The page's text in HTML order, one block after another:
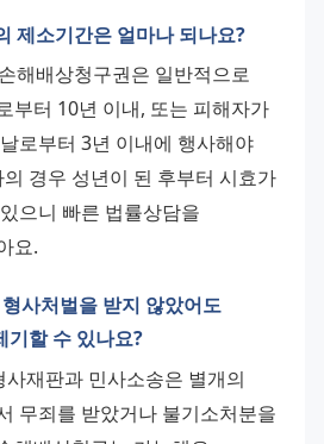
제소기간은 얼마나 되나요?
해배상청구권은 일반적으로
부터 10년 이내, 또는 피해자가
로부터 3년 이내에 행사해야
경우 성년이 된 후부터 시효가
으니 빠른 법률상담을
요.
사처벌을 받지 않았어도
기할 수 있나요?
재판과 민사소송은 별개의
무죄를 받았거나 불기소처분을